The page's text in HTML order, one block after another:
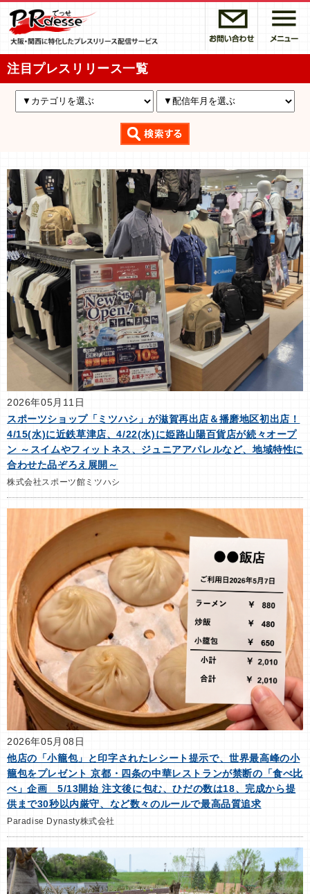
注目プレスリリース一覧
2026年05月11日
スポーツショップ「ミツハシ」が滋賀再出店＆播磨地区初出店！
4/15(水)に近鉄草津店、4/22(水)に姫路山陽百貨店が続々オープ
ン ～スイムやフィットネス、ジュニアアパレルなど、地域特性に
合わせた品ぞろえ展開～
株式会社スポーツ館ミツハシ
2026年05月08日
他店の「小籠包」と印字されたレシート提示で、世界最高峰の小
籠包をプレゼント 京都・四条の中華レストランが禁断の「食べ比
べ」企画 5/13開始 注文後に包む、ひだの数は18、完成から提
供まで30秒以内厳守、など数々のルールで最高品質追求
Paradise Dynasty株式会社